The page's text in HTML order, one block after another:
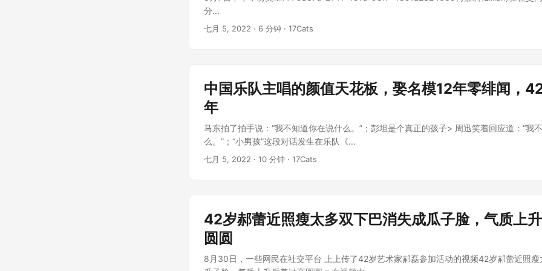
分...
七月 5, 2022 · 6 分钟 · 17Cats
中国乐队主唱的颜值天花板，娶名模12年零绯闻，
年
马东拍了拍手说：“我不知道你在说什么。”；彭坦是个真正的孩子> 周迅笑着回应道：“我
么。”；“小男孩”这段对话发生在乐队《...
七月 5, 2022 · 10 分钟 · 17Cats
42岁郝蕾近照瘦太多双下巴消失成瓜子脸，气质上
圆圆
8月30日，一些网民在社交平台 上上传了42岁艺术家郝磊参加活动的视频42岁郝蕾近照